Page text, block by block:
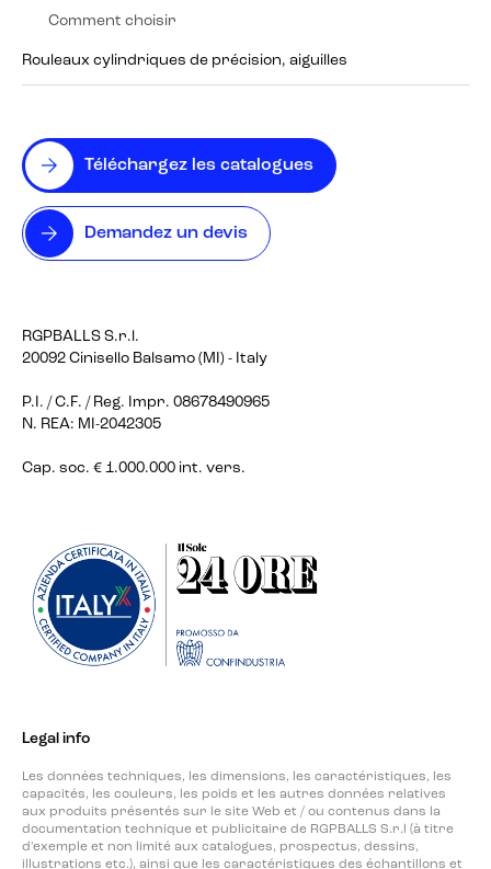
Téléchargez les catalogues
Demandez un devis
RGPBALLS S.r.l.
20092 Cinisello Balsamo (MI) - Italy
P.I. / C.F. / Reg. Impr. 08678490965
N. REA: MI-2042305
Cap. soc. € 1.000.000 int. vers.
Comment choisir
Rouleaux cylindriques de précision, aiguilles
Legal info
Les données techniques, les dimensions, les caractéristiques, les
capacités, les couleurs, les poids et les autres données relatives
aux produits présentés sur le site Web et / ou contenus dans la
documentation technique et publicitaire de RGPBALLS S.r.l (à titre
d'exemple et non limité aux catalogues, prospectus, dessins,
illustrations etc.), ainsi que les caractéristiques des échantillons et